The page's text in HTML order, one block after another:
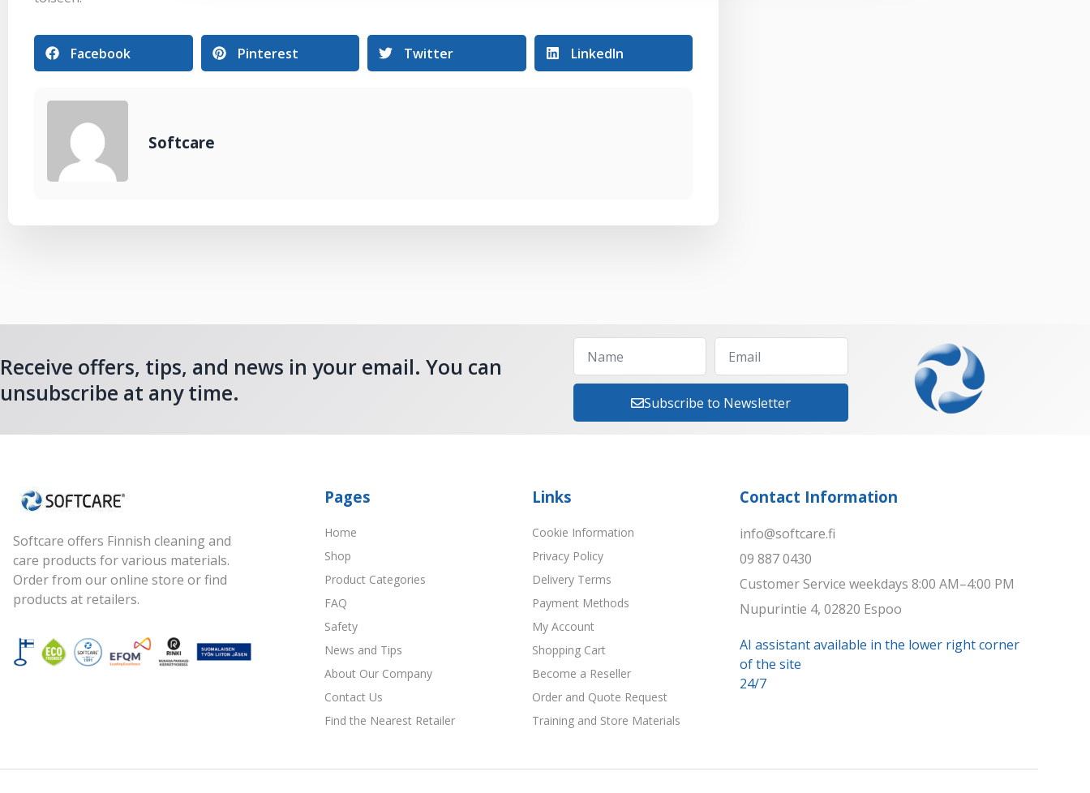
Facebook Pinterest Twitter LinkedIn
Softcare
Receive offers, tips, and news in your email. You can
unsubscribe at any time.
Subscribe to Newsletter
Softcare offers Finnish cleaning and
care products for various materials.
Order from our online store or find
products at retailers.
Pages
Home
Shop
Product Categories
FAQ
Safety
News and Tips
About Our Company
Contact Us
Find the Nearest Retailer
Links
Cookie Information
Privacy Policy
Delivery Terms
Payment Methods
My Account
Shopping Cart
Become a Reseller
Order and Quote Request
Training and Store Materials
Contact Information
info@softcare.fi
09 887 0430
Customer Service weekdays 8:00 AM–4:00 PM
Nupurintie 4, 02820 Espoo
AI assistant available in the lower right corner
of the site
24/7